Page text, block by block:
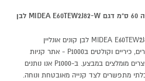
למה כדאי לקנות קולט אדים מידאה 60 ס"מ דגם MIDEA E60TEW2J82-W לבן
קולט אדים מידאה 60 ס"מ דגם MIDEA E60TEW2J82-W לבן קונים אונליין
בקטגוריית קולטי אדים במחלקת תנורים, כיריים וקולטים בP1000 - אתר קניות
ישראלי בטוח, משתלם ונוח המציע מוצרים מומלצים במבצע. ב-P1000 אנו נותנים
בלתי מתפשרים לצד קנייה מאובטחת ונוחה.